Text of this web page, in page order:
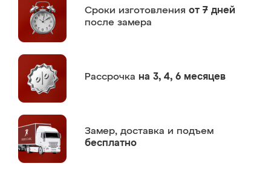
Сроки изготовления от 7 дней
после замера
Рассрочка на 3, 4, 6 месяцев
Замер, доставка и подъем
бесплатно